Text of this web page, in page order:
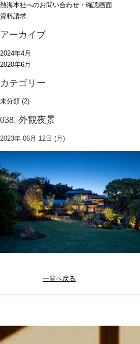
熱海本社へのお問い合わせ・確認画面
資料請求
アーカイブ
2024年4月
2020年6月
カテゴリー
未分類 (2)
038. 外観夜景
2023年 06月 12日 (月)
一覧へ戻る